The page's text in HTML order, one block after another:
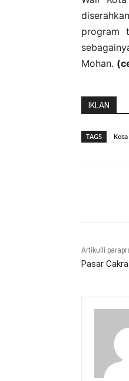
program
Mohan.
IKLAN
TAGS
Artikulli
Pasar